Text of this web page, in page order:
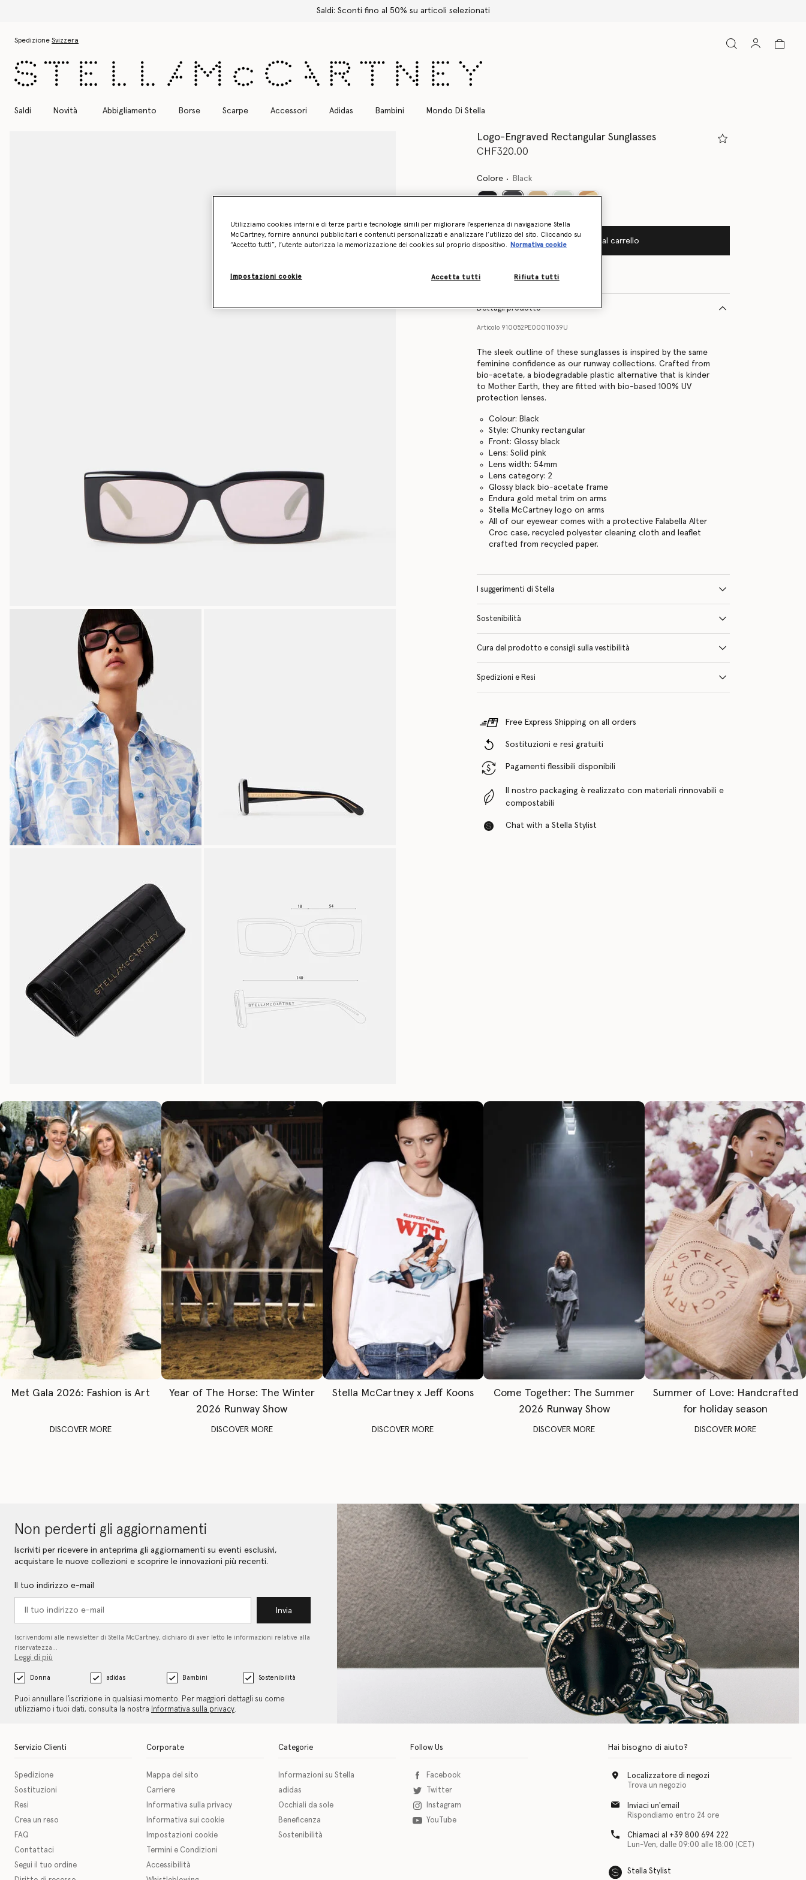
Spedizione Svizzera
Saldi Novità Abbigliamento Borse Scarpe Accessori Adidas Bambini Mondo Di Stella
Logo-Engraved Rectangular Sunglasses
CHF320.00
Colore Black
Aggiungi al carrello
Find in store
Dettagli prodotto
Articolo 910052PE00011039U
The sleek outline of these sunglasses is inspired by the same
feminine confidence as our runway collections. Crafted from
bio-acetate, a biodegradable plastic alternative that is kinder
to Mother Earth, they are fitted with bio-based 100% UV
protection lenses.
Colour: Black
Style: Chunky rectangular
Front: Glossy black
Lens: Solid pink
Lens width: 54mm
Lens category: 2
Glossy black bio-acetate frame
Endura gold metal trim on arms
Stella McCartney logo on arms
All of our eyewear comes with a protective Falabella Alter
Croc case, recycled polyester cleaning cloth and leaflet
crafted from recycled paper.
I suggerimenti di Stella
Sostenibilità
Cura del prodotto e consigli sulla vestibilità
Spedizioni e Resi
Free Express Shipping on all orders
Sostituzioni e resi gratuiti
Pagamenti flessibili disponibili
Il nostro packaging è realizzato con materiali rinnovabili e
compostabili
Chat with a Stella Stylist
Met Gala 2026: Fashion is Art
DISCOVER MORE
Year of The Horse: The Winter
2026 Runway Show
DISCOVER MORE
Stella McCartney x Jeff Koons
DISCOVER MORE
Come Together: The Summer
2026 Runway Show
DISCOVER MORE
Summer of Love: Handcrafted
for holiday season
DISCOVER MORE
Non perderti gli aggiornamenti
Iscriviti per ricevere in anteprima gli aggiornamenti su eventi esclusivi,
acquistare le nuove collezioni e scoprire le innovazioni più recenti.
Il tuo indirizzo e-mail
Invia
Iscrivendomi alle newsletter di Stella McCartney, dichiaro di aver letto le informazioni relative alla
riservatezza…
Leggi di più
Donna adidas Bambini Sostenibilità
Puoi annullare l'iscrizione in qualsiasi momento. Per maggiori dettagli su come
utilizziamo i tuoi dati, consulta la nostra
Informativa sulla privacy.
Servizio Clienti
Spedizione
Sostituzioni
Resi
Crea un reso
FAQ
Contattaci
Segui il tuo ordine
Corporate
Mappa del sito
Carriere
Informativa sulla privacy
Informativa sui cookie
Impostazioni cookie
Termini e Condizioni
Accessibilità
Categorie
Informazioni su Stella
adidas
Occhiali da sole
Beneficenza
Sostenibilità
Follow Us
Facebook
Twitter
Instagram
YouTube
Hai bisogno di aiuto?
Localizzatore di negozi
Trova un negozio
Inviaci un'email
Rispondiamo entro 24 ore
Chiamaci al +39 800 694 222
Lun-Ven, dalle 09:00 alle 18:00 (CET)
Stella Stylist
Utilizziamo cookies interni e di terze parti e tecnologie simili per migliorare l’esperienza di navigazione Stella
McCartney, fornire annunci pubblicitari e contenuti personalizzati e analizzare l’utilizzo del sito. Cliccando su
“Accetto tutti”, l’utente autorizza la memorizzazione dei cookies sul proprio dispositivo.
Normativa cookie
Impostazioni cookie Rifiuta tutti
Accetta tutti